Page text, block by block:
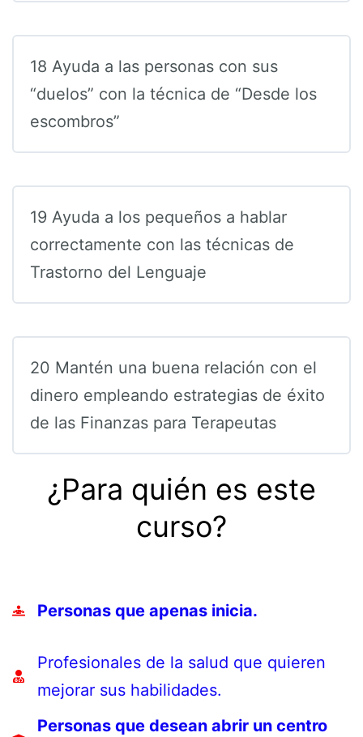
18 Ayuda a las personas con sus
“duelos” con la técnica de “Desde los
escombros”
19 Ayuda a los pequeños a hablar
correctamente con las técnicas de
Trastorno del Lenguaje
20 Mantén una buena relación con el
dinero empleando estrategias de éxito
de las Finanzas para Terapeutas
¿Para quién es este
curso?
Personas que apenas inicia.
Profesionales de la salud que quieren
mejorar sus habilidades.
Personas que desean abrir un centro